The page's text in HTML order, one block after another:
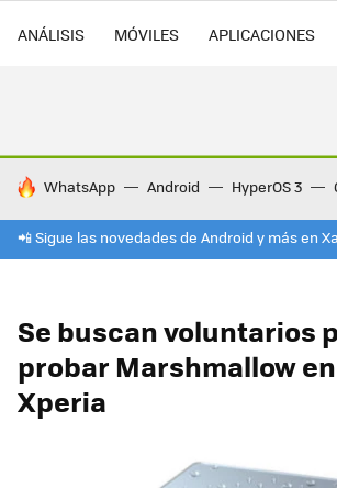
ANÁLISIS MÓVILES APLICACIONES
HOY SE HABLA DE
WhatsApp Android HyperOS 3
📲 Sigue las novedades de Android y más en
Se buscan voluntarios
probar Marshmallow
Xperia